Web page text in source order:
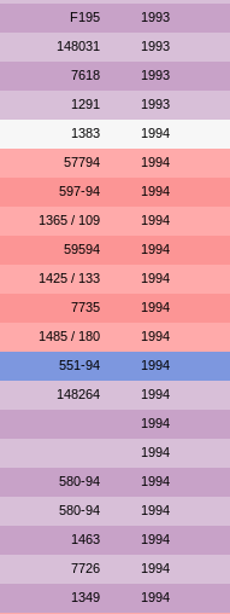
F195 1993
148031 1993
7618 1993
1291 1993
1383 1994
57794 1994
597-94 1994
1365 / 109 1994
59594 1994
1425 / 133 1994
7735 1994
1485 / 180 1994
551-94 1994
148264 1994
1994
1994
580-94 1994
580-94 1994
1463 1994
7726 1994
1349 1994